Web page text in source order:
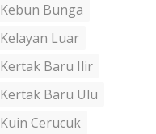
Bunga
Luar
Baru Ilir
Baru Ulu
Cerucuk